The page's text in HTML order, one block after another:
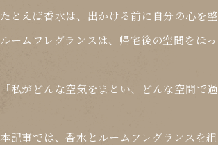
たとえば香水は、出かける前に自分の心を整
ルームフレグランスは、帰宅後の空間をほ
「私がどんな空気をまとい、どんな空間で過
本記事では、香水とルームフレグランスを